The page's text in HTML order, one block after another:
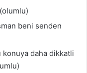
beni senden
daha dikkatli